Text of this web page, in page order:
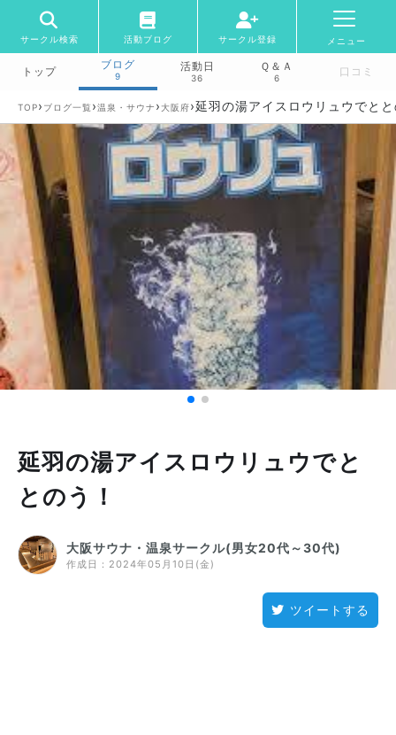
サークル検索 活動ブログ サークル登録 メニュー
トップ
ブログ
9
活動日
36
Ｑ＆Ａ
6 口コミ
TOP› ブログ一覧 ›温泉・サウナ › 大阪府›延羽の湯アイスロウリュウでと
延羽の湯アイスロウリュウでと
とのう！
大阪サウナ・温泉サークル(男女20代～30代)
作成日： 2024年05月10日(金)
ツイートする